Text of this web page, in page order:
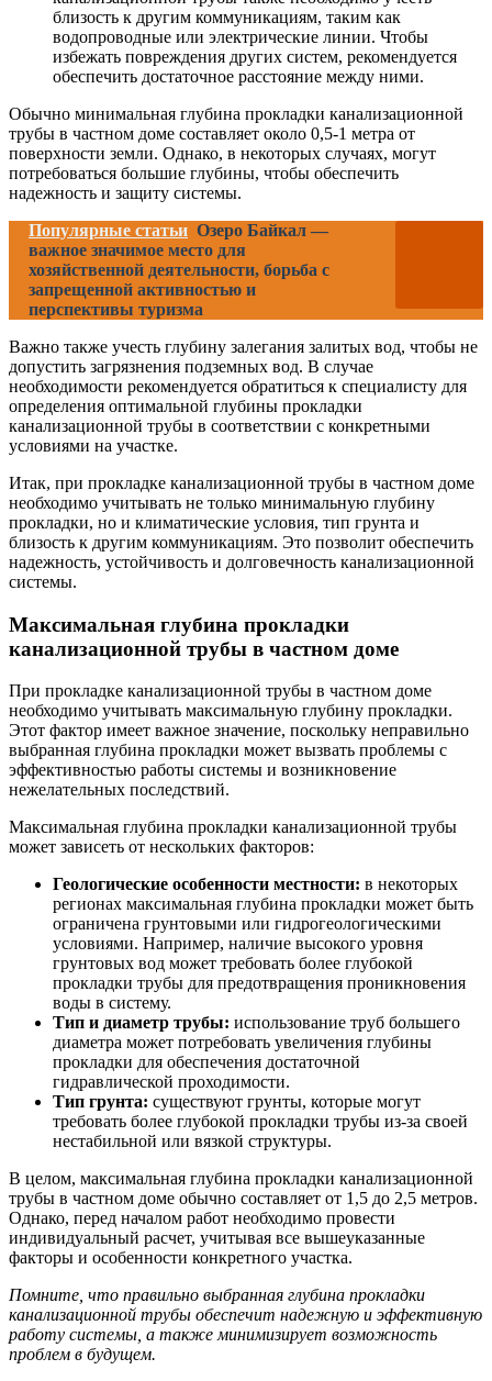
близость к другим коммуникациям, таким как
водопроводные или электрические линии. Чтобы
избежать повреждения других систем, рекомендуется
обеспечить достаточное расстояние между ними.
Обычно минимальная глубина прокладки канализационной
трубы в частном доме составляет около 0,5-1 метра от
поверхности земли. Однако, в некоторых случаях, могут
потребоваться большие глубины, чтобы обеспечить
надежность и защиту системы.
Популярные статьи Озеро Байкал —
важное значимое место для
хозяйственной деятельности, борьба с
запрещенной активностью и
перспективы туризма
Важно также учесть глубину залегания залитых вод, чтобы не
допустить загрязнения подземных вод. В случае
необходимости рекомендуется обратиться к специалисту для
определения оптимальной глубины прокладки
канализационной трубы в соответствии с конкретными
условиями на участке.
Итак, при прокладке канализационной трубы в частном доме
необходимо учитывать не только минимальную глубину
прокладки, но и климатические условия, тип грунта и
близость к другим коммуникациям. Это позволит обеспечить
надежность, устойчивость и долговечность канализационной
системы.
Максимальная глубина прокладки
канализационной трубы в частном доме
При прокладке канализационной трубы в частном доме
необходимо учитывать максимальную глубину прокладки.
Этот фактор имеет важное значение, поскольку неправильно
выбранная глубина прокладки может вызвать проблемы с
эффективностью работы системы и возникновение
нежелательных последствий.
Максимальная глубина прокладки канализационной трубы
может зависеть от нескольких факторов:
Геологические особенности местности: в некоторых
регионах максимальная глубина прокладки может быть
ограничена грунтовыми или гидрогеологическими
условиями. Например, наличие высокого уровня
грунтовых вод может требовать более глубокой
прокладки трубы для предотвращения проникновения
воды в систему.
Тип и диаметр трубы: использование труб большего
диаметра может потребовать увеличения глубины
прокладки для обеспечения достаточной
гидравлической проходимости.
Тип грунта: существуют грунты, которые могут
требовать более глубокой прокладки трубы из-за своей
нестабильной или вязкой структуры.
В целом, максимальная глубина прокладки канализационной
трубы в частном доме обычно составляет от 1,5 до 2,5 метров.
Однако, перед началом работ необходимо провести
индивидуальный расчет, учитывая все вышеуказанные
факторы и особенности конкретного участка.
Помните, что правильно выбранная глубина прокладки
канализационной трубы обеспечит надежную и эффективную
работу системы, а также минимизирует возможность
проблем в будущем.